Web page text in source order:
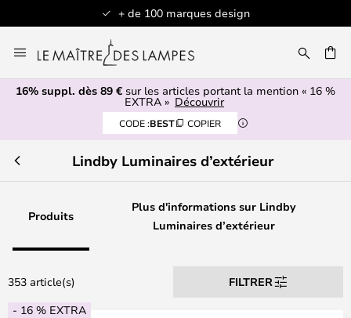
Articles en stock expédiés
au
contenu
16% suppl. dès 89 € sur les articles portant la mention « 16 %
EXTRA » Découvrir
CODE :BEST COPIER
Lindby Luminaires d’extérieur
Produits
Plus d'informations sur Lindby
Luminaires d’extérieur
353 article(s)
FILTRER
- 16 % EXTRA